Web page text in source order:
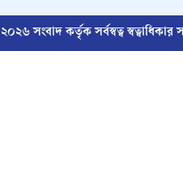
২০২৬ সংবাদ কর্তৃক সর্বস্বত্ব স্বত্বাধিকার